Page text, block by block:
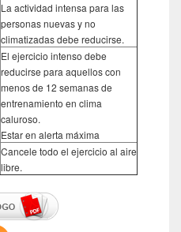
La actividad intensa para las
personas nuevas y no
climatizadas debe reducirse.
El ejercicio intenso debe
reducirse para aquellos con
menos de 12 semanas de
entrenamiento en clima
caluroso.
Estar en alerta máxima
Cancele todo el ejercicio al aire
libre.